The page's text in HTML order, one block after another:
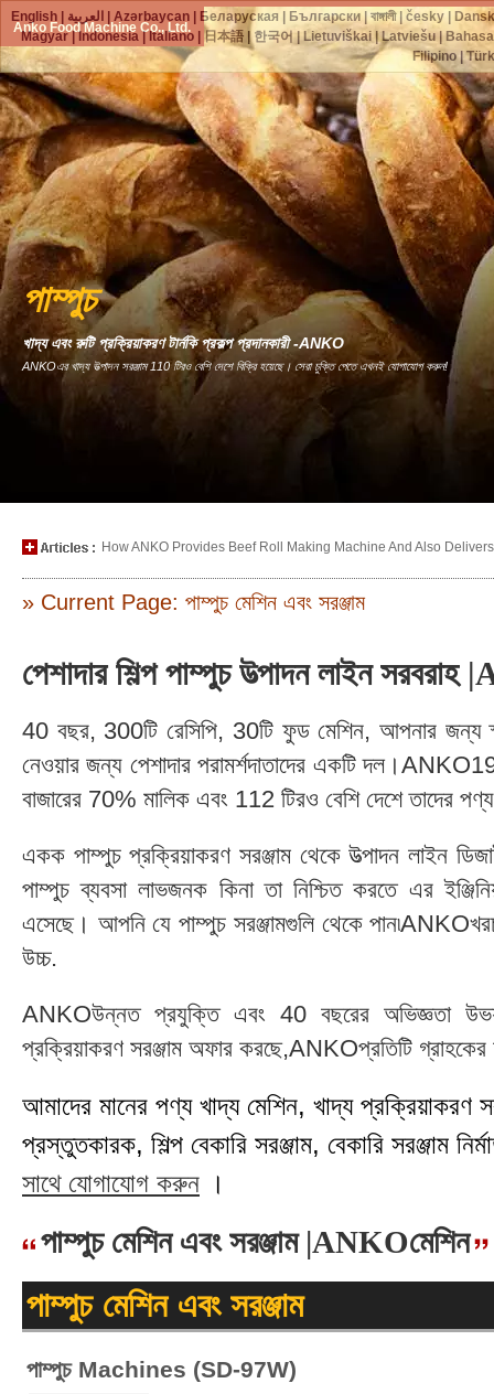
Anko Food Machine Co., Ltd.
পাম্পুচ
খাদ্য এবং রুটি প্রক্রিয়াকরণ টার্নকি প্রকল্প প্রদানকারী -ANKO
ANKOএর খাদ্য উত্পাদন সরঞ্জাম 110 টিরও বেশি দেশে বিক্রি হয়েছে। সেরা চুক্তি পেতে এখনই যোগাযোগ করুন!
How ANKO Provides Beef Roll Making Machine And Also
» Current Page: পাম্পুচ মেশিন এবং সরঞ্জাম
পেশাদার শিল্প পাম্পুচ উত্পাদন লাইন
40 বছর, 300টি রেসিপি, 30টি ফুড মেশিন, আপনার জন্য
নেওয়ার জন্য পেশাদার পরামর্শদাতাদের একটি
বাজারের 70% মালিক এবং 112 টিরও বেশি দেশে তাদের
একক পাম্পুচ প্রক্রিয়াকরণ সরঞ্জাম থেকে উত্পাদন লাইন
পাম্পুচ ব্যবসা লাভজনক কিনা তা নিশ্চিত করতে এর
এসেছে। আপনি যে পাম্পুচ সরঞ্জামগুলি থেকে
উচ্চ.
ANKOউন্নত প্রযুক্তি এবং 40 বছরের অভিজ্ঞতা উভয়ই
প্রক্রিয়াকরণ সরঞ্জাম অফার করছে,ANKOপ্রতিটি গ্রাহকের
আমাদের মানের পণ্য খাদ্য মেশিন, খাদ্য প্রক্রিয়াকরণ
প্রস্তুতকারক, শিল্প বেকারি সরঞ্জাম, বেকারি সরঞ্জাম
সাথে যোগাযোগ করুন ।
পাম্পুচ মেশিন এবং সরঞ্জাম |ANKOমেশিন
পাম্পুচ মেশিন এবং সরঞ্জাম
পাম্পুচ Machines (SD-97W)
English العربية |Azərbaycan Беларуская Български |বাঙ্গালী|česky
Magyar|Indonesia| Italiano| 日本語|한국어|Lietuviškai|Latviešu|
Filipino|